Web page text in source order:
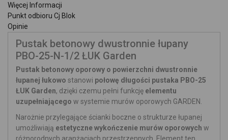
Więcej Informacji
Punkt odbioru Cj Blok
Opinie
Pustak betonowy dwustronnie łupany
PBO-25-N-1/2 ŁUK Garden
Pustak betonowy oporowy o powierzchni dwustronnie
łupanej łukowo stanowi połowę długości pustaka PBO-25
ŁUK Garden, dzięki czemu pełni funkcję elementu
uzupełniającego w systemie murów oporowych GARDEN.
Narożnie przylegające ścianki boczne o strukturze łupanej
umożliwiają estetyczne wykończenie murów oporowych w
różnorodnych aranżacjach przestrzennych. Element ten